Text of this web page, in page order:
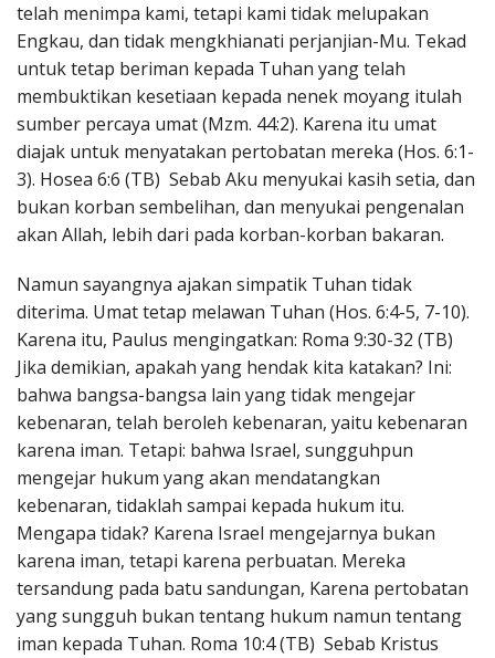
telah menimpa kami, tetapi kami tidak melupakan
Engkau, dan tidak mengkhianati perjanjian-Mu. Tekad
untuk tetap beriman kepada Tuhan yang telah
membuktikan kesetiaan kepada nenek moyang itulah
sumber percaya umat (Mzm. 44:2). Karena itu umat
diajak untuk menyatakan pertobatan mereka (Hos. 6:1-
3). Hosea 6:6 (TB) Sebab Aku menyukai kasih setia, dan
bukan korban sembelihan, dan menyukai pengenalan
akan Allah, lebih dari pada korban-korban bakaran.
Namun sayangnya ajakan simpatik Tuhan tidak
diterima. Umat tetap melawan Tuhan (Hos. 6:4-5, 7-10).
Karena itu, Paulus mengingatkan: Roma 9:30-32 (TB)
Jika demikian, apakah yang hendak kita katakan? Ini:
bahwa bangsa-bangsa lain yang tidak mengejar
kebenaran, telah beroleh kebenaran, yaitu kebenaran
karena iman. Tetapi: bahwa Israel, sungguhpun
mengejar hukum yang akan mendatangkan
kebenaran, tidaklah sampai kepada hukum itu.
Mengapa tidak? Karena Israel mengejarnya bukan
karena iman, tetapi karena perbuatan. Mereka
tersandung pada batu sandungan, Karena pertobatan
yang sungguh bukan tentang hukum namun tentang
iman kepada Tuhan. Roma 10:4 (TB) Sebab Kristus